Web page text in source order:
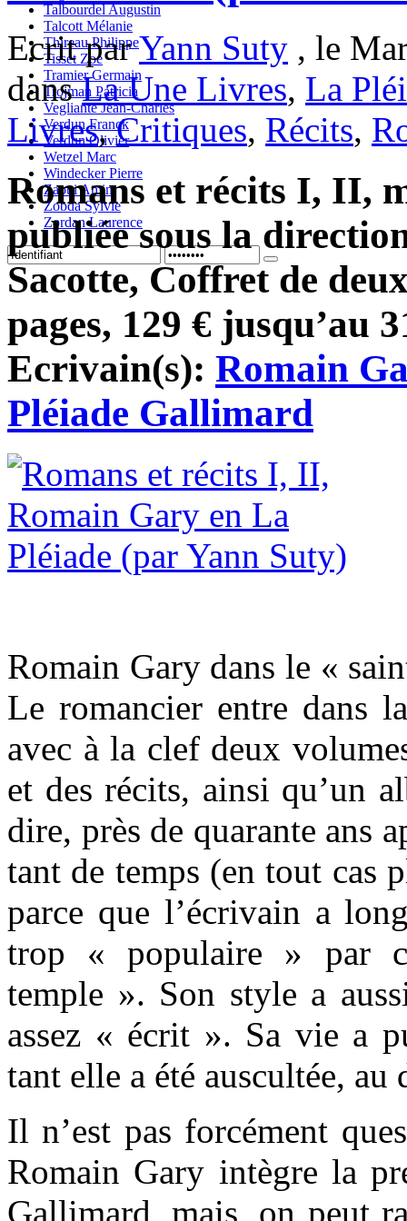
Talbourdel Augustin
Talcott Mélanie
Thireau Philippe
Tisset Zoe
Tramier Germain
Trojman Patricia
Vegliante Jean-Charles
Verdun Franck
Verdun Olivier
Wetzel Marc
Windecker Pierre
Zaoui Amin
Zobda Sylvie
Zordan Laurence
Ecrit parYann Suty , le
dansLa Une Livres, La
Livres,Critiques, Récits,
Romans et récits I, II,
publiée sous la
Sacotte, Coffret de
pages, 129 € jusqu’au
Ecrivain(s): Romain
Pléiade Gallimard
Romain Gary dans le «
Le romancier entre dans
avec à la clef deux
et des récits, ainsi qu’un
dire, près de quarante ans
tant de temps (en tout cas
parce que l’écrivain a
trop « populaire » par
temple ». Son style a
assez « écrit ». Sa vie a
tant elle a été auscultée,
Il n’est pas forcément
Romain Gary intègre la
Gallimard, mais, on peut